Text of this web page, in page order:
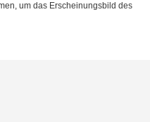
um das Erscheinungsbild des